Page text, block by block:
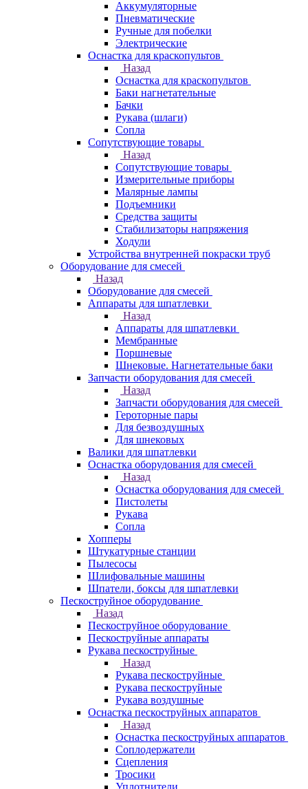
Аккумуляторные
Пневматические
Ручные для побелки
Электрические
Оснастка для краскопультов
Назад
Оснастка для краскопультов
Баки нагнетательные
Бачки
Рукава (шлаги)
Сопла
Сопутствующие товары
Назад
Сопутствующие товары
Измерительные приборы
Малярные лампы
Подъемники
Средства защиты
Стабилизаторы напряжения
Ходули
Устройства внутренней покраски труб
Оборудование для смесей
Назад
Оборудование для смесей
Аппараты для шпатлевки
Назад
Аппараты для шпатлевки
Мембранные
Поршневые
Шнековые. Нагнетательные баки
Запчасти оборудования для смесей
Назад
Запчасти оборудования для смесей
Героторные пары
Для безвоздушных
Для шнековых
Валики для шпатлевки
Оснастка оборудования для смесей
Назад
Оснастка оборудования для смесей
Пистолеты
Рукава
Сопла
Хопперы
Штукатурные станции
Пылесосы
Шлифовальные машины
Шпатели, боксы для шпатлевки
Пескоструйное оборудование
Назад
Пескоструйное оборудование
Пескоструйные аппараты
Рукава пескоструйные
Назад
Рукава пескоструйные
Рукава пескоструйные
Рукава воздушные
Оснастка пескоструйных аппаратов
Назад
Оснастка пескоструйных аппаратов
Соплодержатели
Сцепления
Тросики
Уплотнители